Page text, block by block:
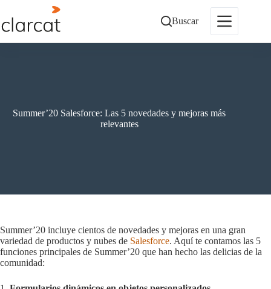
contenido
Buscar
Summer’20 Salesforce: Las 5 novedades y mejoras más
relevantes
Summer’20 incluye cientos de novedades y mejoras en una gran
variedad de productos y nubes de Salesforce. Aquí te contamos las 5
funciones principales de Summer’20 que han hecho las delicias de la
comunidad: